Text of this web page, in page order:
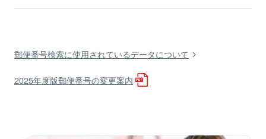
郵便番号検索に使用されているデータについて
2025年度版郵便番号の変更案内